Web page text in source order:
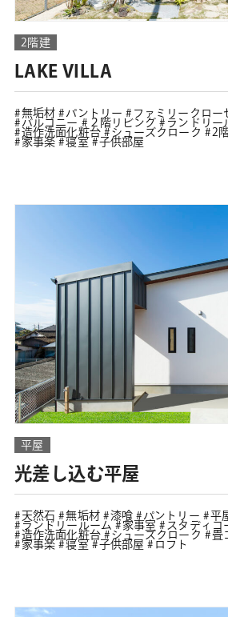
2階建
LAKE VILLA
無垢材 パントリー ファミリークロー
バルコニー
２階リビング
ランドリー
造作洗面化粧台
シューズクローク 2
家事楽
寝室 子供部屋
平屋
光差し込む平屋
天然石 無垢材 漆喰 パントリー 平
ランドリールーム
家事室
スタディコ
造作洗面化粧台
シューズクローク 畳
家事楽
寝室 子供部屋 ロフト